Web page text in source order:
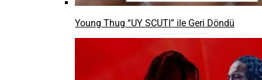
Young Thug “UY SCUTI” ile Geri Döndü